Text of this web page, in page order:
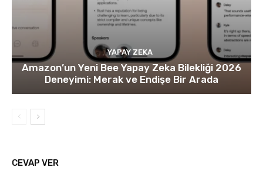
YAPAY ZEKA
Amazon’un Yeni Bee Yapay Zeka Bilekliği 2026
Deneyimi: Merak ve Endişe Bir Arada
CEVAP VER